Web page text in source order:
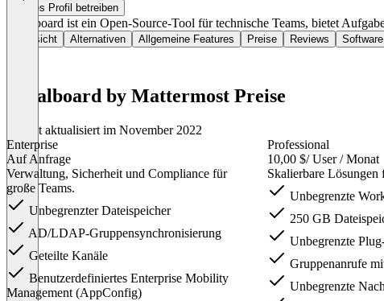
Dieses Profil betreiben
Focalboard ist ein Open-Source-Tool für technische Teams, bietet
Übersicht Alternativen Allgemeine Features Preise Reviews
Focalboard by Mattermost Preise
Zuletzt aktualisiert im November 2022
Enterprise
Auf Anfrage
Verwaltung, Sicherheit und Compliance für
große Teams.
Unbegrenzter Dateispeicher
AD/LDAP-Gruppensynchronisierung
Geteilte Kanäle
Benutzerdefiniertes Enterprise Mobility
Management (AppConfig)
Professional
10,00 $/ User / Monat
Skalierbare Lösungen
Unbegrenzte
250 GB
Unbegrenzte
Gruppenanrufe
Unbegrenzte